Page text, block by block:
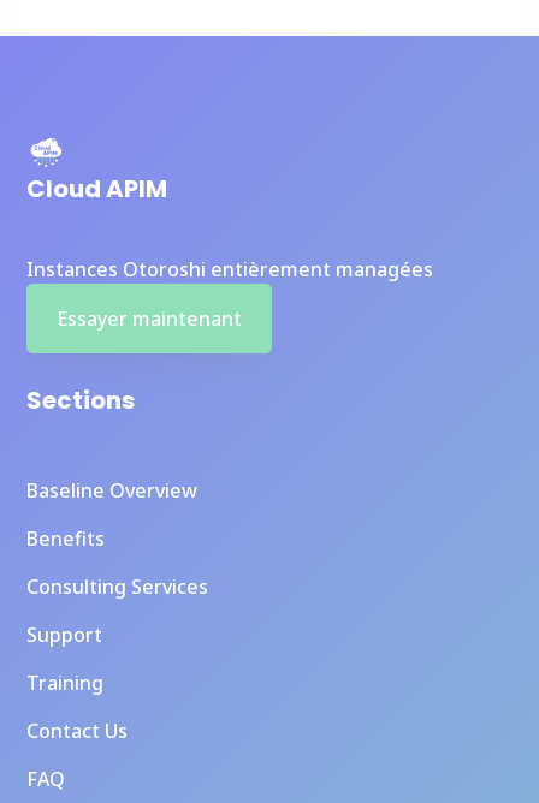
Cloud APIM
Instances Otoroshi entièrement managées
Essayer maintenant
Sections
Baseline Overview
Benefits
Consulting Services
Support
Training
Contact Us
FAQ